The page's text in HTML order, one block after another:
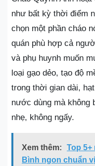
như bất kỳ thời điểm
chọn một phần cháo
quán phù hợp cả
và phụ huynh muốn
loại gạo dẻo, tạo độ
trong thời gian dài,
nước dùng mà không
nhẹ, không ngấy.
Xem thêm:
Top 5+
Bình ngon chuẩn